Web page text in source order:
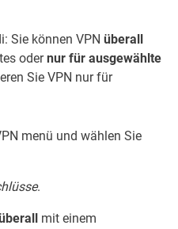
Sie können VPN überall
odernur für ausgewählte
Sie VPN nur für
menü und wählen Sie
.
mit einem